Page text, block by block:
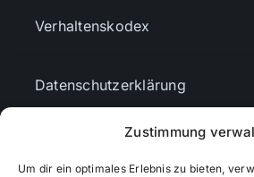
Zustimmung
Um dir ein optimales Erlebnis zu bieten,
Verhaltenskodex
Datenschutzerklärung